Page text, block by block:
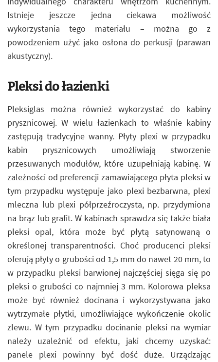
Istnieje jeszcze jedna ciekawa możliwość
wykorzystania tego materiału – można go z
powodzeniem użyć jako osłona do perkusji (parawan
akustyczny).
Pleksi do łazienki
Pleksiglas można również wykorzystać do kabiny
prysznicowej. W wielu łazienkach to właśnie kabiny
zastępują tradycyjne wanny. Płyty plexi w przypadku
kabin prysznicowych umożliwiają stworzenie
przesuwanych modułów, które uzupełniają kabinę. W
zależności od preferencji zamawiającego płyta pleksi w
tym przypadku występuje jako plexi bezbarwna, plexi
mleczna lub plexi półprzeźroczysta, np. przydymiona
na brąz lub grafit. W kabinach sprawdza się także biała
pleksi opal, która może być płytą satynowaną o
określonej transparentności. Choć producenci pleksi
oferują płyty o grubości od 1,5 mm do nawet 20 mm, to
w przypadku pleksi barwionej najczęściej sięga się po
pleksi o grubości co najmniej 3 mm. Kolorowa pleksa
może być również docinana i wykorzystywana jako
wytrzymałe płytki, umożliwiające wykończenie okolic
zlewu. W tym przypadku docinanie pleksi na wymiar
należy uzależnić od efektu, jaki chcemy uzyskać:
panele plexi powinny być dość duże. Urządzając